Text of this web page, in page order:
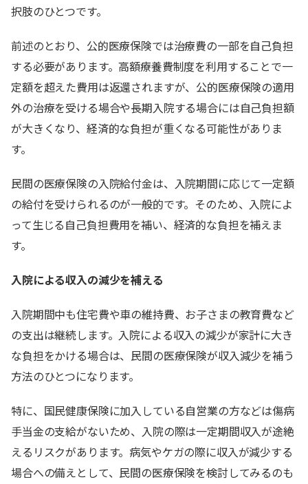
択肢のひとつです。
前述のとおり、公的医療保険では治療費の一部を自己負担
する必要があります。高額療養費制度を利用することで一
定額を超えた費用は返還されますが、公的医療保険の適用
外の治療を受ける場合や長期入院する場合には自己負担額
が大きくなり、経済的な負担が重くなる可能性がありま
す。
民間の医療保険の入院給付金は、入院期間に応じて一定額
の給付を受けられるのが一般的です。そのため、入院によ
って生じる自己負担費用を補い、経済的な負担を補えま
す。
入院による収入の減少を補える
入院期間中も住宅費や車の維持費、お子さまの教育費など
の支出は継続します。入院による収入の減少が家計に大き
な負担をかける場合は、民間の医療保険が収入減少を補う
方法のひとつになります。
特に、国民健康保険に加入している自営業の方などは傷病
手当金の支給がないため、入院の際は一定期間収入が途絶
えるリスクがあります。病気やケガの際に収入が減少する
場合への備えとして、民間の医療保険を検討してみるのも